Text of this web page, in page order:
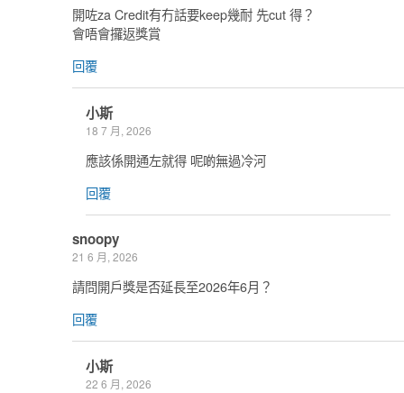
開咗za Credit有冇話要keep幾耐 先cut 得？
會唔會攞返獎賞
回覆
小斯
18 7 月, 2026
應該係開通左就得 呢啲無過冷河
回覆
snoopy
21 6 月, 2026
請問開戶獎是否延長至2026年6月？
回覆
小斯
22 6 月, 2026